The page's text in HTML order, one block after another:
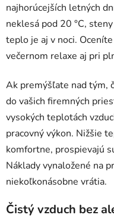
najhorúcejších letných
neklesá pod 20 °C,
teplo je aj v noci.
večernom relaxe aj pri
Ak premýšľate nad tým,
do vašich firemných
vysokých teplotách
pracovný výkon. Nižšie
komfortne, prospievajú
Náklady vynaložené na
niekoľkonásobne vrátia.
Čistý vzduch bez